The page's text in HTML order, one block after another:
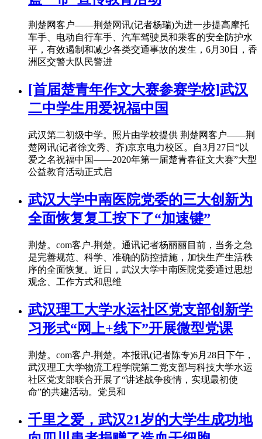
荆楚网客户——荆楚网讯(记者杨瑞)为进一步提高摩托
车手、电动自行车手、汽车驾驶员和乘客的安全防护水
平，有效遏制和减少各类交通事故的发生，6月30日，香
洲区交警大队民警进
[首届楚青年作文大赛参赛学校]武汉
二中学生用爱祝福中国
武汉第二初级中学。照片由学校提供 荆楚网客户——荆
楚网讯(记者徐文秀、齐)京京电力校区。自3月27日“以
爱之名祝福中国——2020年第一届楚青春征文大赛”大型
公益教育活动正式启
武汉大学中南医院党委的三大创新为
全面恢复复工按下了“加速键”
荆楚。com客户-荆楚。通讯记者杨丽丽目前，当务之急
是完善规范、科学、准确的防控措施，加快生产生活秩
序的全面恢复。近日，武汉大学中南医院党委通过思想
观念、工作方式和思维
武汉理工大学水运社区党支部创新学
习形式“网上+线下”开展微型党课
荆楚。com客户-荆楚。本报讯(记者陈专)6月28日下午，
武汉理工大学物流工程学院第二党支部与科技大学水运
社区党支部联合开展了“讲述战争疫情，实现最初使
命”的共建活动。党员和
千里之爱，武汉21岁的大学生成功地